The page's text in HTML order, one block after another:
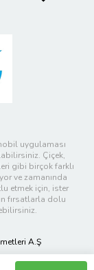
uygulaması
Çiçek,
gibi birçok farklı
ve zamanında
etmek için, ister
fırsatlarla dolu
A.Ş